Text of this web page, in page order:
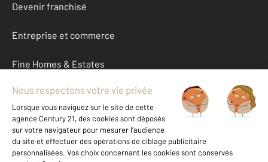
Devenir franchisé
Entreprise et commerce
Fine Homes & Estates
À propos
International
Nous contacter